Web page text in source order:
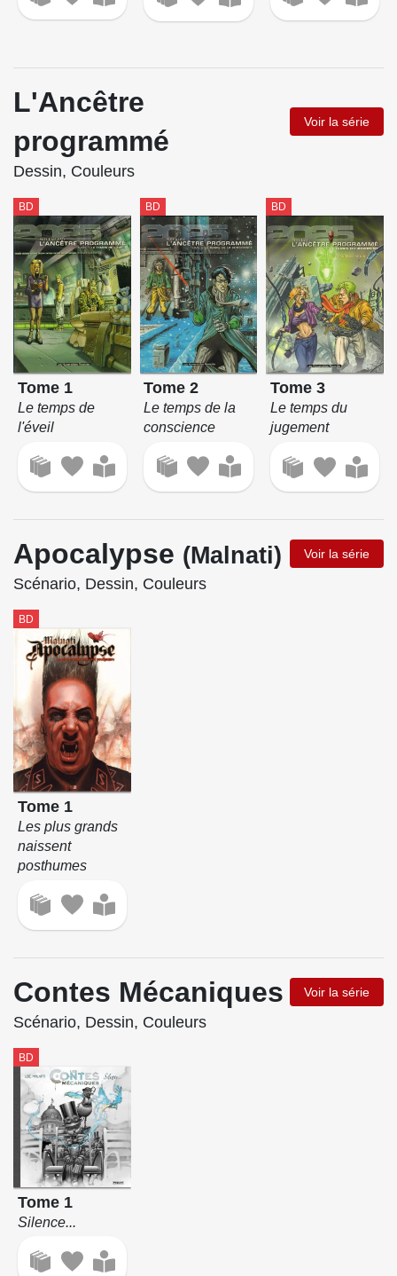
L'Ancêtre
programmé
Voir la série
Dessin, Couleurs
BD
Tome 1
Le temps de
l'éveil
BD
Tome 2
Le temps de la
conscience
BD
Tome 3
Le temps du
jugement
Apocalypse (Malnati) Voir la série
Scénario, Dessin, Couleurs
BD
Tome 1
Les plus grands
naissent
posthumes
Contes Mécaniques Voir la série
Scénario, Dessin, Couleurs
BD
Tome 1
Silence...